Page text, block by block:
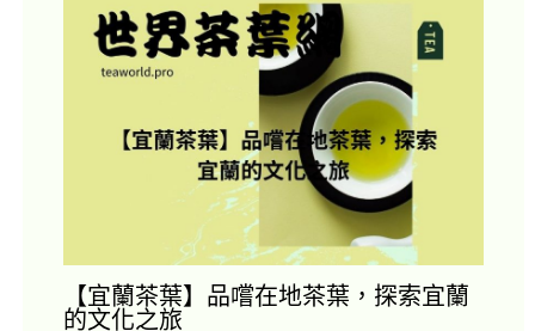
【宜蘭茶葉】品嚐在地茶葉，探索宜蘭
的文化之旅